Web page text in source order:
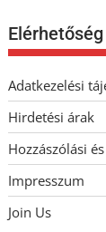
Elérhetőség
Adatkezelési
Hirdetési árak
Hozzászólási
Impresszum
Join Us